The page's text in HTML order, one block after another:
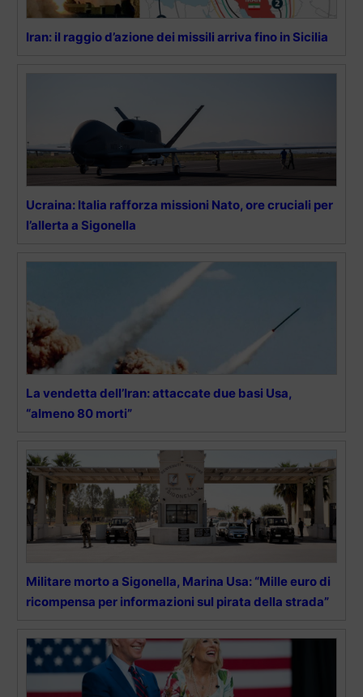
Iran: il raggio d’azione dei missili arriva fino in Sicilia
Ucraina: Italia rafforza missioni Nato, ore cruciali per
l’allerta a Sigonella
La vendetta dell’Iran: attaccate due basi Usa,
“almeno 80 morti”
Militare morto a Sigonella, Marina Usa: “Mille euro di
ricompensa per informazioni sul pirata della strada”